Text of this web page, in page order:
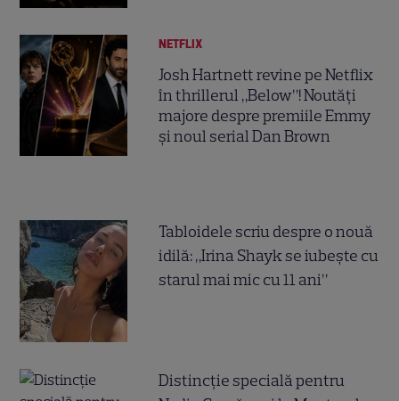
NETFLIX
Josh Hartnett revine pe Netflix
în thrillerul „Below”! Noutăți
majore despre premiile Emmy
și noul serial Dan Brown
Tabloidele scriu despre o nouă
idilă: „Irina Shayk se iubește cu
starul mai mic cu 11 ani”
Distincție specială pentru